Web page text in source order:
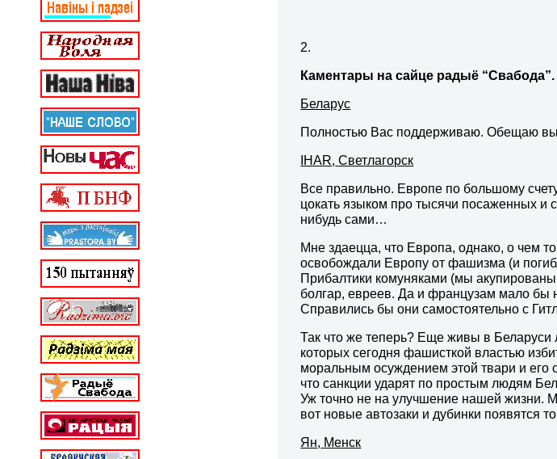
2.
Каментары на сайце радыё “Свабода”.
Беларус
Полностью Вас поддерживаю. Обещаю
IHAR, Светлагорск
Все правильно. Европе по большому
цокать языком про тысячи посаженных и
нибудь сами…
Мне здаецца, что Европа, однако, о чем
освобождали Европу от фашизма (и
Прибалтики комуняками (мы
болгар, евреев. Да и французам мало бы
Справились бы они самостоятельно с
Так что же теперь? Еще живы в Беларуси
которых сегодня фашисткой властью
моральным осуждением этой твари и его
что санкции ударят по простым людям
Уж точно не на улучшение нашей жизни.
вот новые автозаки и дубинки появятся
Ян, Менск